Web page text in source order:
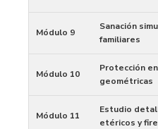
Módulo 9
Sanación
familiares
Módulo 10
Protección
geométricas
Módulo 11
Estudio
etéricos y